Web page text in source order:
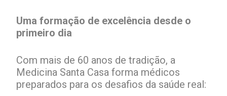
Uma formação de excelência desde o
primeiro dia
Com mais de 60 anos de tradição, a
Medicina Santa Casa forma médicos
preparados para os desafios da saúde real: